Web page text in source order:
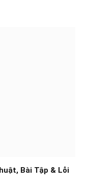
Bài Tập & Lỗi